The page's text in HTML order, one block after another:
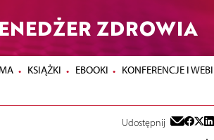
ZDROWIA
KSIĄŻKI EBOOKI KONFERENCJE I
Udostępnij